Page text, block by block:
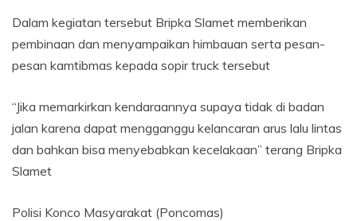
Dalam kegiatan tersebut Bripka Slamet memberikan
pembinaan dan menyampaikan himbauan serta pesan-
pesan kamtibmas kepada sopir truck tersebut
“Jika memarkirkan kendaraannya supaya tidak di badan
jalan karena dapat mengganggu kelancaran arus lalu lintas
dan bahkan bisa menyebabkan kecelakaan” terang Bripka
Slamet
Polisi Konco Masyarakat (Poncomas)